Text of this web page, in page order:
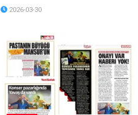
2026-03-30